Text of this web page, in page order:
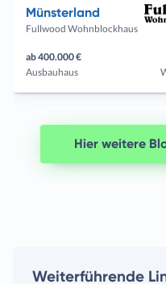
Münsterland
Fullwood Wohnblockhaus
ab 400.000 €
Ausbauhaus
Hier weitere
Weiterführende